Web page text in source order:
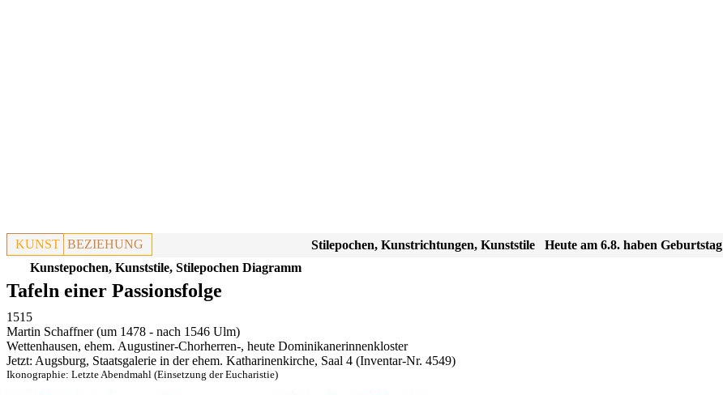
KUNST BEZIEHUNG Heute am 6.8. haben Geburtstag
Stilepochen, Kunstrichtungen, Kunststile
Kunstepochen, Kunststile, Stilepochen Diagramm
Tafeln einer Passionsfolge
1515
Martin Schaffner (um 1478 - nach 1546 Ulm)
Wettenhausen, ehem. Augustiner-Chorherren-, heute Dominikanerinnenkloster
Jetzt: Augsburg, Staatsgalerie in der ehem. Katharinenkirche, Saal 4 (Inventar-Nr. 4549)
Ikonographie: Letzte Abendmahl (Einsetzung der Eucharistie)